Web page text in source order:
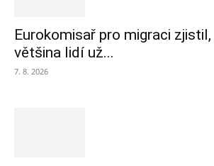
Eurokomisař pro migraci zjistil,
většina lidí už...
7. 8. 2026